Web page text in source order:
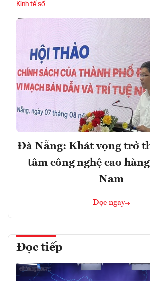
Kinh tế số
Đà Nẵng: Khát vọng trở
tâm công nghệ cao
Nam
Đọc ngay
Đọc tiếp